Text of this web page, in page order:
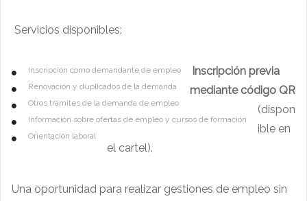
Servicios disponibles:
Inscripción como demandante de empleo
Renovación y duplicados de la demanda
Otros trámites de la demanda de empleo
Información sobre ofertas de empleo y cursos de formación
Orientación laboral
Inscripción previa
mediante código QR
(dispon
ible en
el cartel).
Una oportunidad para realizar gestiones de empleo sin